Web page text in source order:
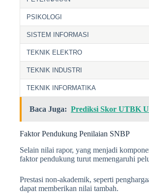
PSIKOLOGI
SISTEM INFORMASI
TEKNIK ELEKTRO
TEKNIK INDUSTRI
TEKNIK INFORMATIKA
Baca Juga: Prediksi Skor UTBK
Faktor Pendukung Penilaian SNBP
Selain nilai rapor, yang menjadi
faktor pendukung turut memengaruhi
Prestasi non-akademik, seperti
dapat memberikan nilai tambah.